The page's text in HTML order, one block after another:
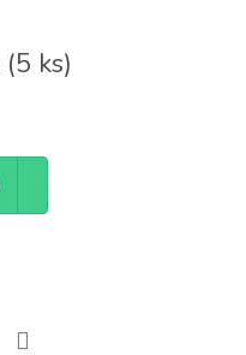
(5 ks)